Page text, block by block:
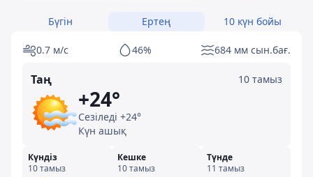
Бүгін Ертең 10 күн бойы
0.7 м/с 46% 684 мм сын.бағ.
Таң 10 тамыз
+24°
Сезіледі +24°
Күн ашық
Күндіз
10 тамыз
Кешке
10 тамыз
Түнде
11 тамыз